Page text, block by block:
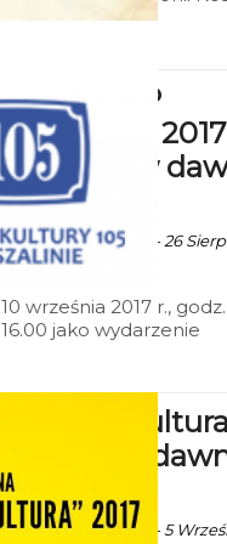
„START-UP
KULTURA”
i zabawy w
Koszalinie”
ekoszalin za CK 105 - 26
godz. 8:58
10 września 2017 r.,
16.00 jako wydarzenie
rodzinę” na terenach
rekreacyjno-
pw. Ducha Świętego, ul.
38 w Koszalinie
Jankowska. Wstęp wolny
Start-up
zabawy w
Koszalinie
ekoszalin za CK 105 - 5